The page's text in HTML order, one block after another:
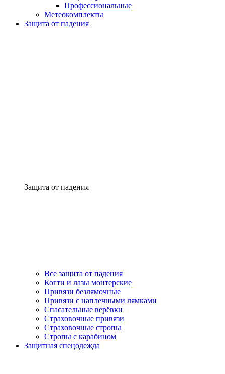
Профессиональные
Метеокомплекты
Защита от падения
Защита от падения
Все защита от падения
Когти и лазы монтерские
Привязи безлямочные
Привязи с наплечными лямками
Спасательные верёвки
Страховочные привязи
Страховочные стропы
Стропы с карабином
Защитная спецодежда